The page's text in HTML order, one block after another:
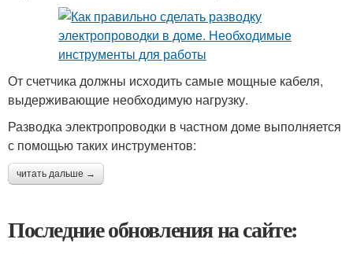
От счетчика должны исходить самые мощные кабеля,
выдерживающие необходимую нагрузку.
Разводка электропроводки в частном доме выполняется
с помощью таких инструментов:
читать дальше →
Последние обновления на сайте: